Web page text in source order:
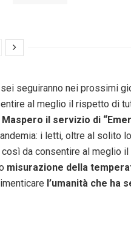
seguiranno nei prossimi
al meglio il rispetto di
il servizio di
i letti, oltre al solito
da consentire al meglio il
misurazione della
l’umanità che ha